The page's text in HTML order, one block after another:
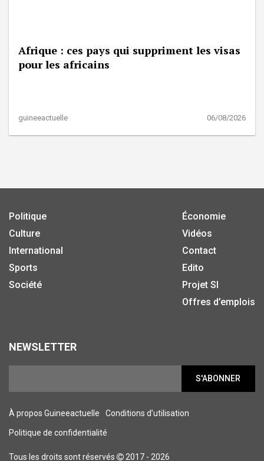
Afrique : ces pays qui suppriment les visas
pour les africains
guineeactuelle 06/08/2026
Politique
Culture
International
Sports
Société
Économie
Vidéos
Contact
Edito
Projet SI
Offres d’emplois
NEWSLETTER
S'ABONNER
À propos Guineeactuelle Conditions d’utilisation
Politique de confidentialité
Tous les droits sont réservés 2017 - 2026